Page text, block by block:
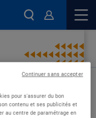
pour s'assurer du bon
contenu et ses publicités et
au centre de paramétrage en
Continuer sans accepter